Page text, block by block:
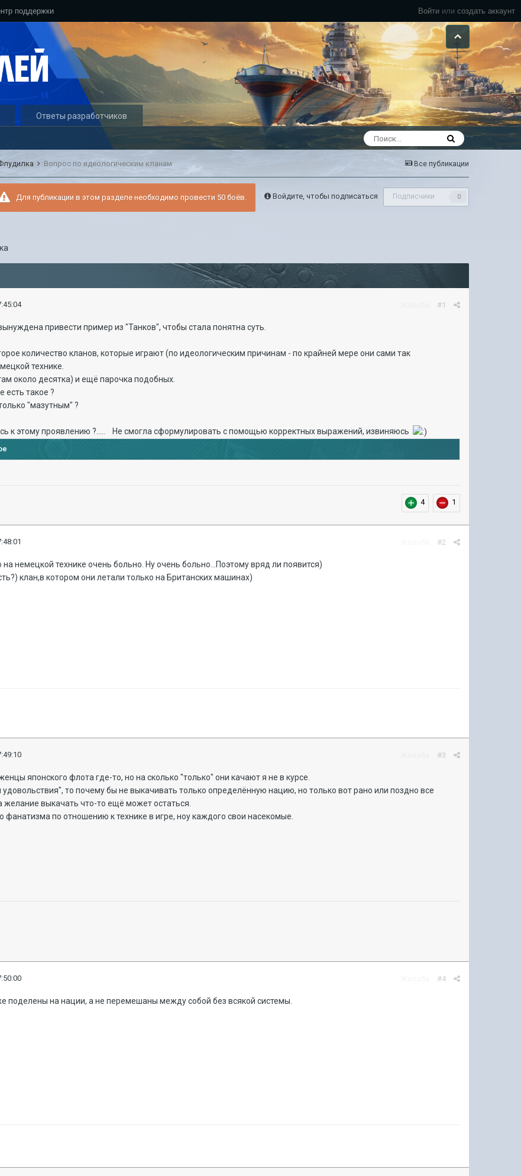
Войти или создать аккаунт
поддержки
Ответы разработчиков
Все публикации
Вопрос по идеологическим кланам
Войдите, чтобы подписаться Подписчики 0
Для публикации в этом разделе необходимо провести 50 боёв.
#1
привести пример из "Танков", чтобы стала понятна суть.
количество кланов, которые играют (по идеологическим причинам - по крайней мере они сами так
технике.
около десятка) и ещё парочка подобных.
есть такое ?
"мазутным" ?
к этому проявлению ?..... Не смогла сформулировать с помощью корректных выражений, извиняюсь
4 1
#2
на немецкой технике очень больно. Ну очень больно...Поэтому вряд ли появится)
клан,в котором они летали только на Британских машинах)
#3
японского флота где-то, но на сколько "только" они качают я не в курсе.
удовольствия", то почему бы не выкачивать только определённую нацию, но только вот рано или поздно все
желание выкачать что-то ещё может остаться.
фанатизма по отношению к технике в игре, ноу каждого свои насекомые.
#4
поделены на нации, а не перемешаны между собой без всякой системы.